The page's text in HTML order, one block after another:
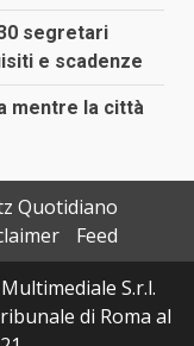
segretari
e scadenze
mentre la città
Quotidiano
Feed
S.r.l.
di Roma al